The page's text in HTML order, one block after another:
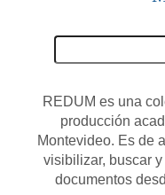
REDUM es una
producción
Montevideo. Es de
visibilizar, buscar
documentos